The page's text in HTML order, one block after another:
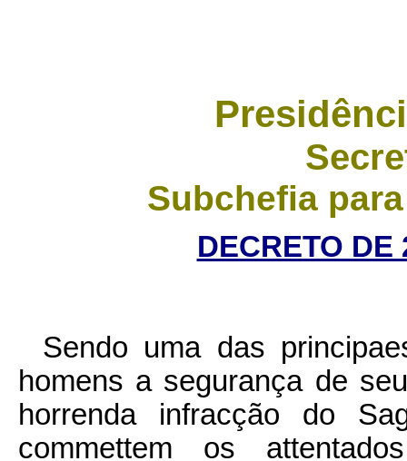
Subchefia
DECRETO DE
Sendo uma das
homens a segurança de
horrenda infracção do
commettem os